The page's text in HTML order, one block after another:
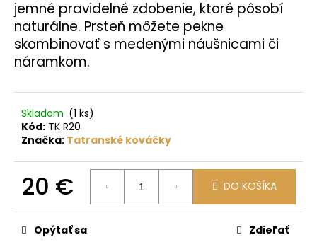
jemné pravidelné zdobenie, ktoré pôsobí
naturálne. Prsteň môžete pekne
skombinovať s medenými náušnicami či
náramkom.
Skladom (1 ks)
Kód: TK R20
Značka: Tatranské kováčky
20 €
cena:
DO KOŠÍKA
Opýtať sa Zdieľať
O
d
o
ú
č
a
m